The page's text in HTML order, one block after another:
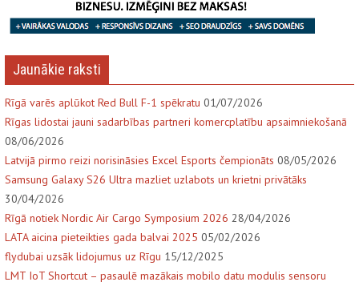
Jaunākie raksti
Rīgā varēs aplūkot Red Bull F-1 spēkratu 01/07/2026
Rīgas lidostai jauni sadarbības partneri komercplatību apsaimniekošanā
08/06/2026
Latvijā pirmo reizi norisināsies Excel Esports čempionāts 08/05/2026
Samsung Galaxy S26 Ultra mazliet uzlabots un krietni privātāks
30/04/2026
Rīgā notiek Nordic Air Cargo Symposium 2026 28/04/2026
LATA aicina pieteikties gada balvai 2025 05/02/2026
flydubai uzsāk lidojumus uz Rīgu 15/12/2025
LMT IoT Shortcut – pasaulē mazākais mobilo datu modulis sensoru